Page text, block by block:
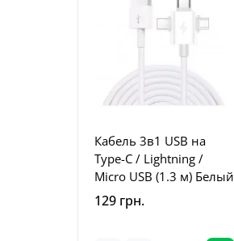
Кабель 3в1 USB на
Type-C / Lightning /
Micro USB (1.3 м) Белый
129 грн.